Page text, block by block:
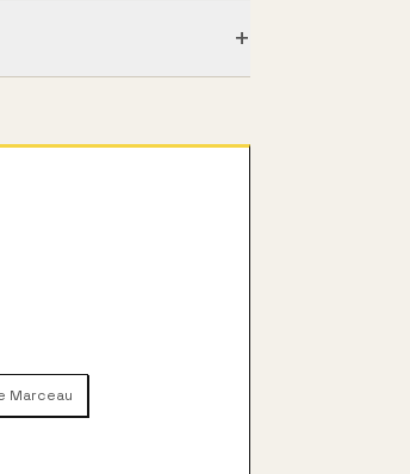
+
Renard, un hombre
Marceau